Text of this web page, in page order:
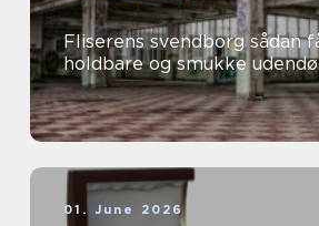
Fliserens svendborg sådan får du
holdbare og smukke
01. June 2026